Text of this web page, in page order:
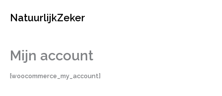
naarNatuurlijkZeker
Mijn account
[woocommerce_my_account]